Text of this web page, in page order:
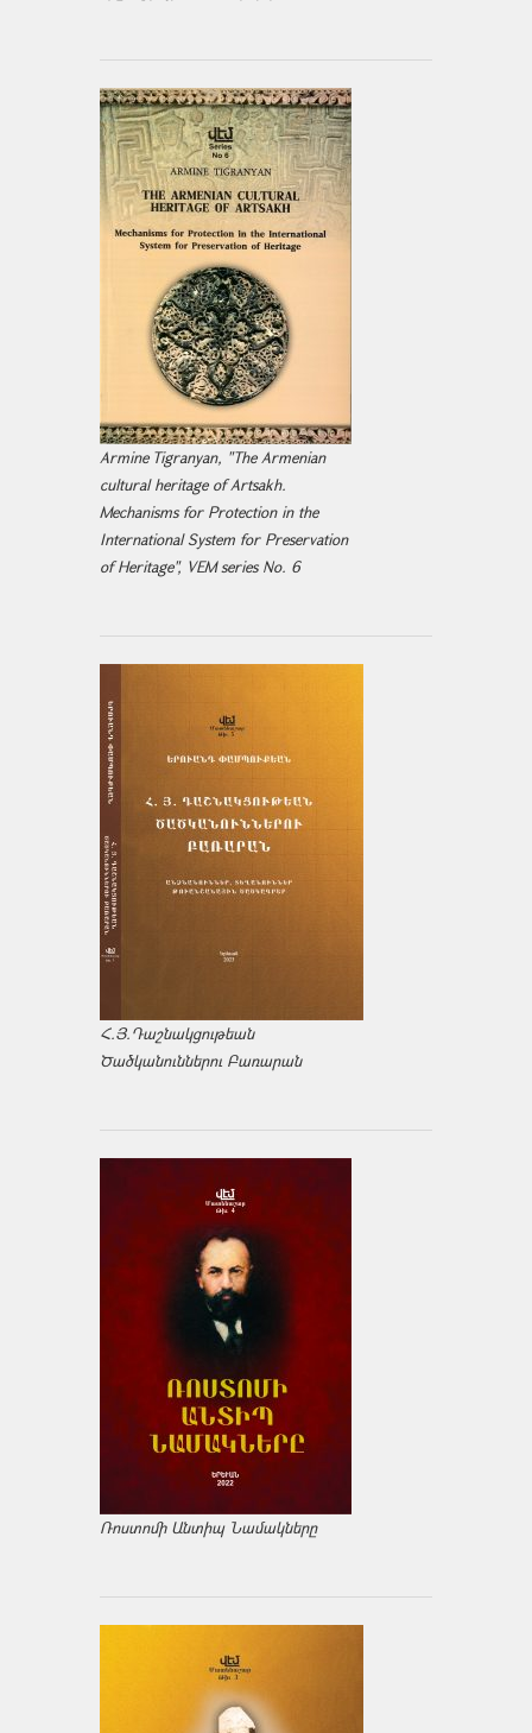
Armine Tigranyan, "The Armenian
cultural heritage of Artsakh.
Mechanisms for Protection in the
International System for Preservation
of Heritage", VEM series No. 6
Հ.Յ.Դաշնակցութեան
Ծածկանուններու Բառարան
Ռոստոմի Անտիպ Նամակները